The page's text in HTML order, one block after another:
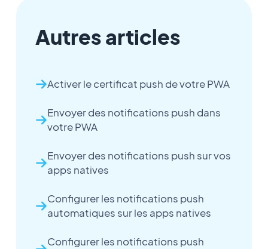
Autres articles
Activer le certificat push de votre PWA
Envoyer des notifications push dans
votre PWA
Envoyer des notifications push sur vos
apps natives
Configurer les notifications push
automatiques sur les apps natives
Configurer les notifications push